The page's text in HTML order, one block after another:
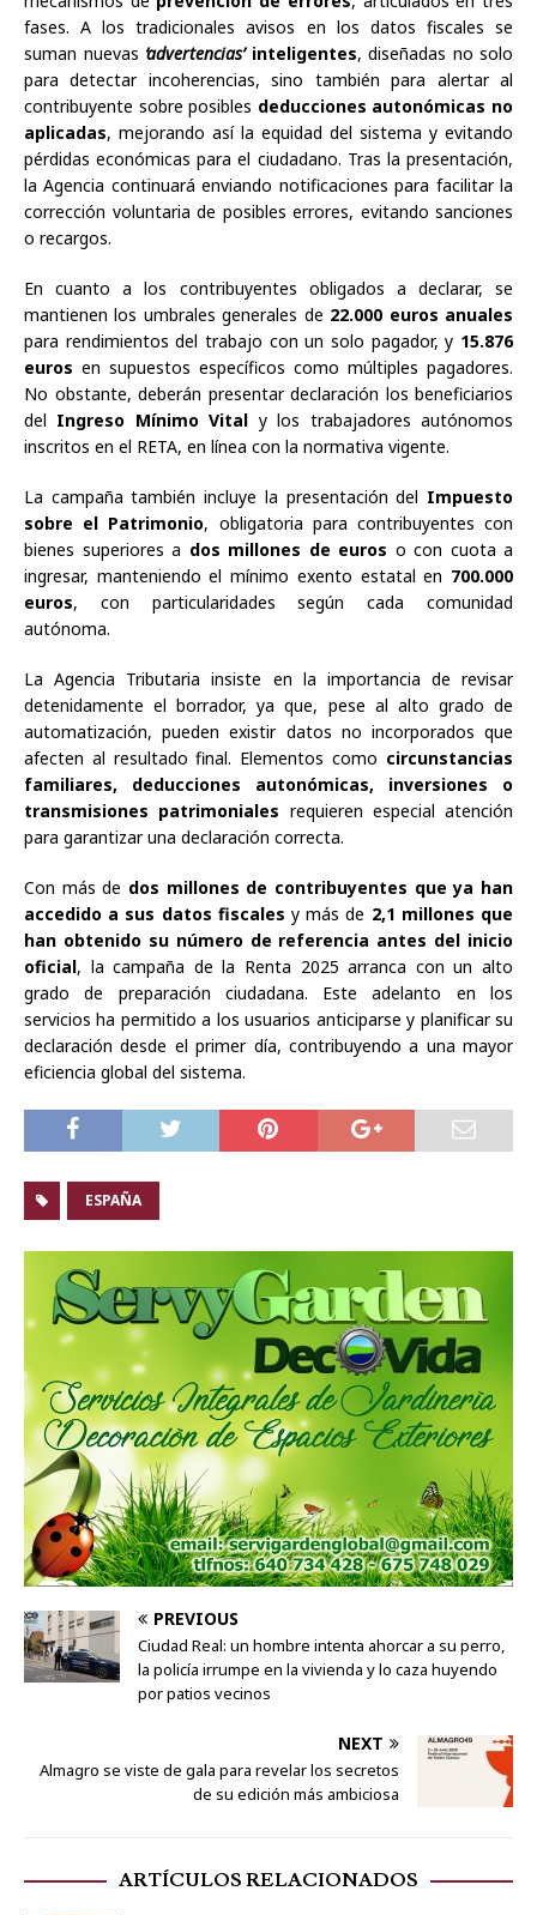
fases. A los tradicionales avisos en los datos fiscales se
suman nuevas ‘advertencias’inteligentes, diseñadas no solo
para detectar incoherencias, sino también para alertar al
contribuyente sobre posibles deducciones autonómicas no
aplicadas, mejorando así la equidad del sistema y evitando
pérdidas económicas para el ciudadano. Tras la presentación,
la Agencia continuará enviando notificaciones para facilitar la
corrección voluntaria de posibles errores, evitando sanciones
o recargos.
En cuanto a los contribuyentes obligados a declarar, se
mantienen los umbrales generales de 22.000 euros anuales
para rendimientos del trabajo con un solo pagador, y 15.876
euros en supuestos específicos como múltiples pagadores.
No obstante, deberán presentar declaración los beneficiarios
del Ingreso Mínimo Vital y los trabajadores autónomos
inscritos en el RETA, en línea con la normativa vigente.
La campaña también incluye la presentación del Impuesto
sobre el Patrimonio, obligatoria para contribuyentes con
bienes superiores a dos millones de euros o con cuota a
ingresar, manteniendo el mínimo exento estatal en 700.000
euros, con particularidades según cada comunidad
autónoma.
La Agencia Tributaria insiste en la importancia de revisar
detenidamente el borrador, ya que, pese al alto grado de
automatización, pueden existir datos no incorporados que
afecten al resultado final. Elementos como circunstancias
familiares, deducciones autonómicas, inversiones o
transmisiones patrimoniales requieren especial atención
para garantizar una declaración correcta.
Con más de dos millones de contribuyentes que ya han
accedido a sus datos fiscales y más de 2,1 millones que
han obtenido su número de referencia antes del inicio
oficial, la campaña de la Renta 2025 arranca con un alto
grado de preparación ciudadana. Este adelanto en los
servicios ha permitido a los usuarios anticiparse y planificar su
declaración desde el primer día, contribuyendo a una mayor
eficiencia global del sistema.
ESPAÑA
PREVIOUS
Ciudad Real: un hombre intenta ahorcar a su perro,
la policía irrumpe en la vivienda y lo caza huyendo
por patios vecinos
NEXT
Almagro se viste de gala para revelar los secretos
de su edición más ambiciosa
ARTÍCULOS RELACIONADOS